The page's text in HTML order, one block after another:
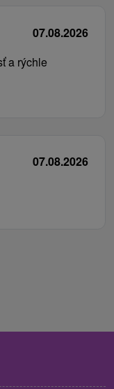
07.08.2026
a rýchle
07.08.2026